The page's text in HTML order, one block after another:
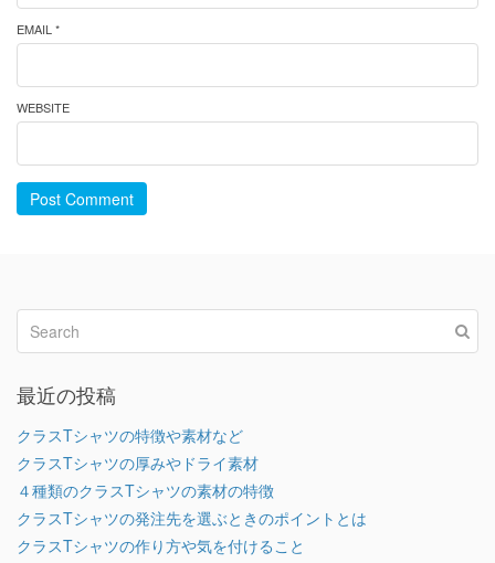
EMAIL *
WEBSITE
Post Comment
最近の投稿
クラスTシャツの特徴や素材など
クラスTシャツの厚みやドライ素材
４種類のクラスTシャツの素材の特徴
クラスTシャツの発注先を選ぶときのポイントとは
クラスTシャツの作り方や気を付けること